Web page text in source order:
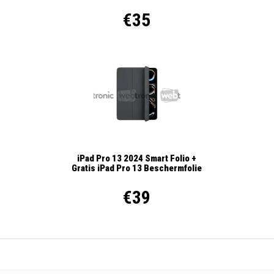
€35
iPad Pro 13 2024 Smart Folio +
Gratis iPad Pro 13 Beschermfolie
€39